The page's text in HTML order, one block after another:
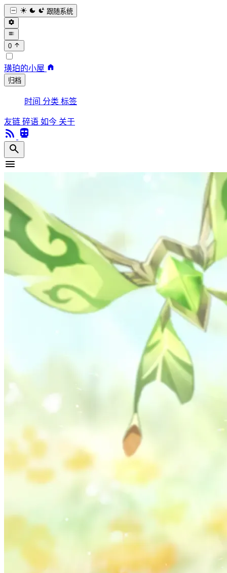
跟随系统
0
璜珀的小屋
归档
时间 分类 标签
友链 碎语 如今 关于